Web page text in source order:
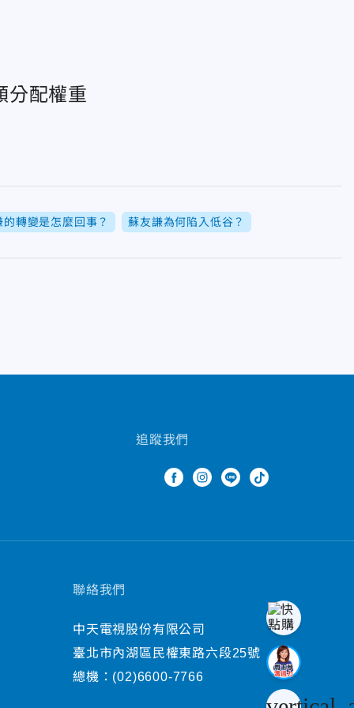
分配權重
的轉變是怎麼回事？ 蘇友謙為何陷入低谷？
追蹤我們
聯絡我們
中天電視股份有限公司
臺北市內湖區民權東路六段25號
總機： (02)6600-7766